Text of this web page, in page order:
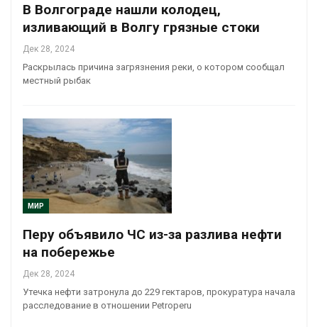
В Волгограде нашли колодец,
изливающий в Волгу грязные стоки
Дек 28, 2024
Раскрылась причина загрязнения реки, о котором сообщал
местный рыбак
МИР
Перу объявило ЧС из-за разлива нефти
на побережье
Дек 28, 2024
Утечка нефти затронула до 229 гектаров, прокуратура начала
расследование в отношении Petroperu